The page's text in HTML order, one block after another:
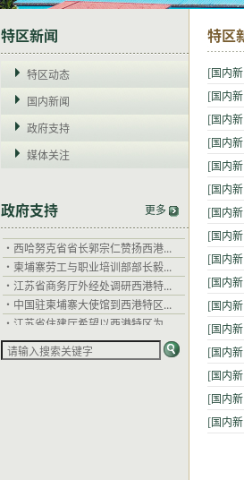
特区新闻
特区动态
国内新闻
政府支持
媒体关注
政府支持 更多
·干拉省省长郭宗仁：西港特区以...
·西哈努克省省长郭宗仁赞扬西港...
·柬埔寨劳工与职业培训部部长毅...
·江苏省商务厅外经处调研西港特...
·中国驻柬埔寨大使馆到西港特区...
·江苏省住建厅希望以西港特区为...
·干拉省省长郭宗仁：西港特区以...
特区
[国内
[国内
[国内
[国内
[国内
[国内
[国内
[国内
[国内
[国内
[国内
[国内
[国内
[国内
[国内
[国内